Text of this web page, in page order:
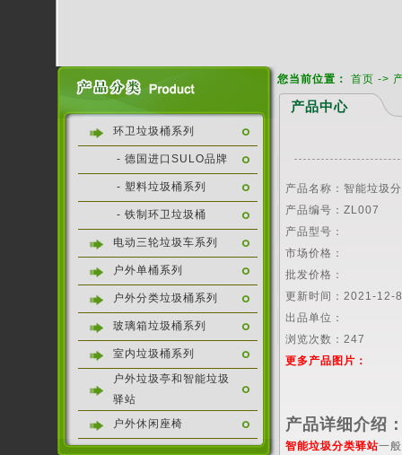
环卫垃圾桶系列
- 德国进口SULO品牌
- 塑料垃圾桶系列
- 铁制环卫垃圾桶
电动三轮垃圾车系列
户外单桶系列
户外分类垃圾桶系列
玻璃箱垃圾桶系列
室内垃圾桶系列
户外垃圾亭和智能垃圾
驿站
户外休闲座椅
您当前位置： 首页 ->
产品中心
产品名称：智能垃圾
产品编号：ZL007
产品型号：
市场价格：
批发价格：
更新时间：2021-12-
出品单位：
浏览次数：247
更多产品图片：
产品详细介绍
智能垃圾分类驿站一